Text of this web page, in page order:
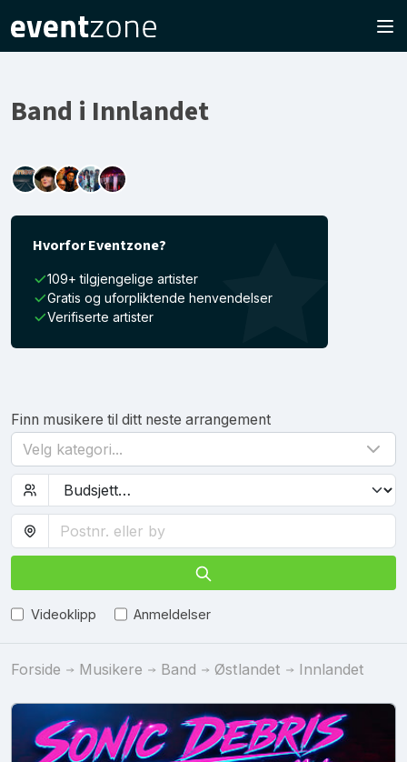
Band i Innlandet
Hvorfor Eventzone?
109+ tilgjengelige artister
Gratis og uforpliktende henvendelser
Verifiserte artister
Finn musikere til ditt neste arrangement
Velg kategori...
Videoklipp Anmeldelser
Forside Musikere Band Østlandet Innlandet